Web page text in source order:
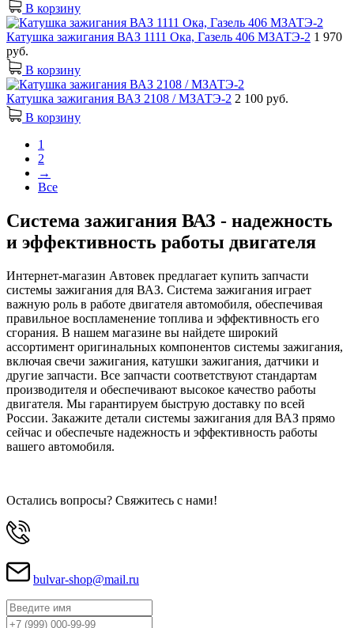
В корзину
Катушка зажигания ВАЗ 1111 Ока, Газель 406 МЗАТЭ-2 1 970
руб.
В корзину
Катушка зажигания ВАЗ 2108 / МЗАТЭ-2 2 100 руб.
В корзину
1
2
→
Все
Система зажигания ВАЗ - надежность
и эффективность работы двигателя
Интернет-магазин Автовек предлагает купить запчасти
системы зажигания для ВАЗ. Система зажигания играет
важную роль в работе двигателя автомобиля, обеспечивая
правильное воспламенение топлива и эффективность его
сгорания. В нашем магазине вы найдете широкий
ассортимент оригинальных компонентов системы зажигания,
включая свечи зажигания, катушки зажигания, датчики и
другие запчасти. Все запчасти соответствуют стандартам
производителя и обеспечивают высокое качество работы
двигателя. Мы гарантируем быструю доставку по всей
России. Закажите детали системы зажигания для ВАЗ прямо
сейчас и обеспечьте надежность и эффективность работы
вашего автомобиля.
Остались вопросы? Свяжитесь с нами!
bulvar-shop@mail.ru